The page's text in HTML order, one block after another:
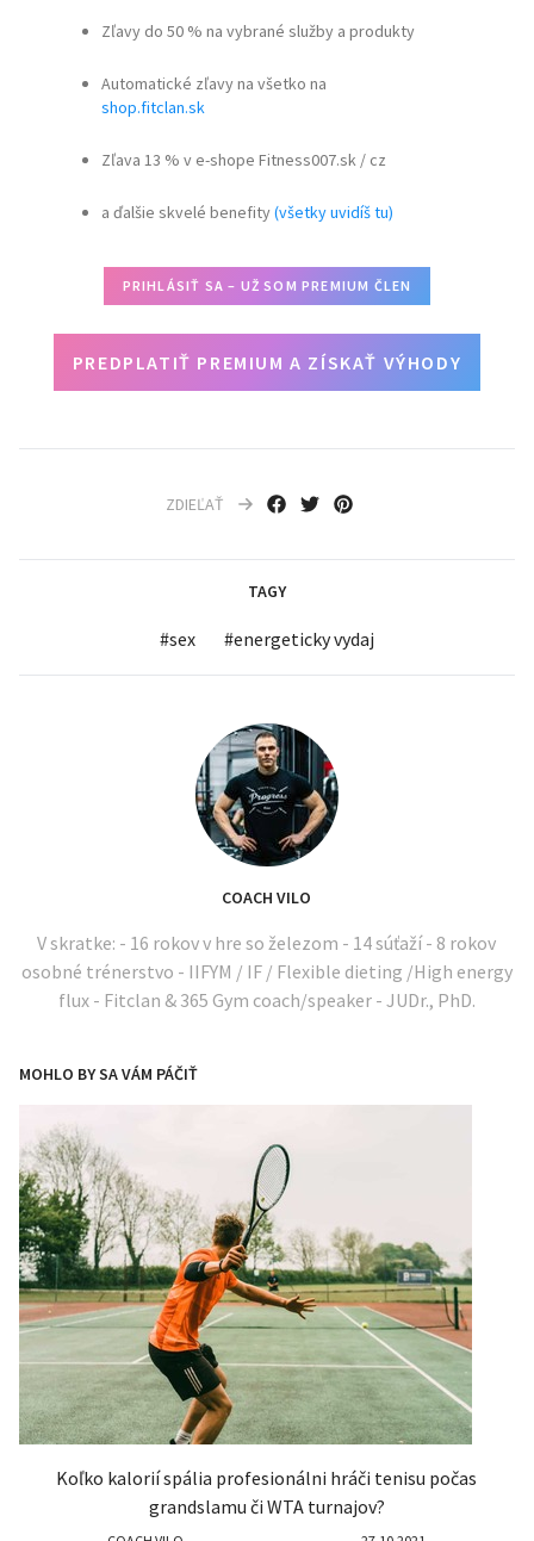
Zľavy do 50 % na vybrané služby a produkty
Automatické zľavy na všetko na
shop.fitclan.sk
Zľava 13 % v e-shope Fitness007.sk / cz
a ďalšie skvelé benefity(všetky uvidíš tu)
PRIHLÁSIŤ SA – UŽ SOM PREMIUM ČLEN
PREDPLATIŤ PREMIUM A ZÍSKAŤ VÝHODY
ZDIEĽAŤ
TAGY
#sex #energeticky vydaj
COACH VILO
V skratke: - 16 rokov v hre so železom - 14 súťaží - 8 rokov
osobné trénerstvo - IIFYM / IF / Flexible dieting /High energy
flux - Fitclan & 365 Gym coach/speaker - JUDr., PhD.
MOHLO BY SA VÁM PÁČIŤ
Koľko kalorií spália profesionálni hráči tenisu počas
grandslamu či WTA turnajov?